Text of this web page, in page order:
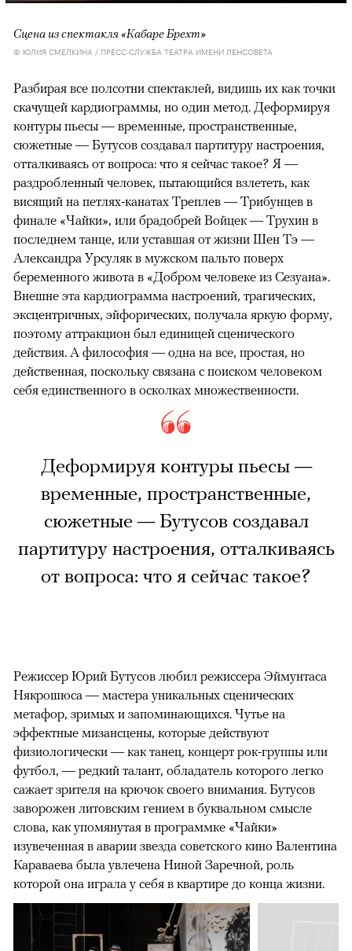
Сцена из спектакля «Кабаре Брехт»
© ЮЛИЯ СМЕЛКИНА / ПРЕСС-СЛУЖБА ТЕАТРА ИМЕНИ ЛЕНСОВЕТА
Разбирая все полсотни спектаклей, видишь их как точки
скачущей кардиограммы, но один метод. Деформируя
контуры пьесы — временные, пространственные,
сюжетные — Бутусов создавал партитуру настроения,
отталкиваясь от вопроса: что я сейчас такое? Я —
раздробленный человек, пытающийся взлететь, как
висящий на петлях-канатах Треплев — Трибунцев в
финале «Чайки», или брадобрей Войцек — Трухин в
последнем танце, или уставшая от жизни Шен Тэ —
Александра Урсуляк в мужском пальто поверх
беременного живота в «Добром человеке из Сезуана».
Внешне эта кардиограмма настроений, трагических,
эксцентричных, эйфорических, получала яркую форму,
поэтому аттракцион был единицей сценического
действия. А философия — одна на все, простая, но
действенная, поскольку связана с поиском человеком
себя единственного в осколках множественности.
Деформируя контуры пьесы —
временные, пространственные,
сюжетные — Бутусов создавал
партитуру настроения, отталкиваясь
от вопроса: что я сейчас такое?
Режиссер Юрий Бутусов любил режиссера Эймунтаса
Някрошюса — мастера уникальных сценических
метафор, зримых и запоминающихся. Чутье на
эффектные мизансцены, которые действуют
физиологически — как танец, концерт рок-группы или
футбол, — редкий талант, обладатель которого легко
сажает зрителя на крючок своего внимания. Бутусов
заворожен литовским гением в буквальном смысле
слова, как упомянутая в программке «Чайки»
изувеченная в аварии звезда советского кино Валентина
Караваева была увлечена Ниной Заречной, роль
которой она играла у себя в квартире до конца жизни.